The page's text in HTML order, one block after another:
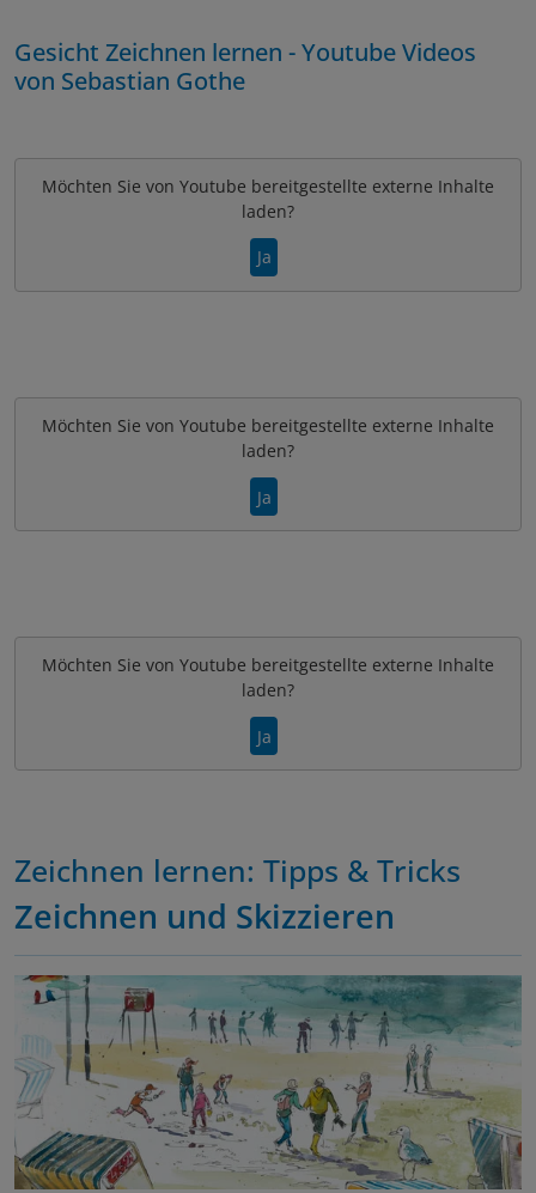
Gesicht Zeichnen lernen - Youtube Videos
von Sebastian Gothe
Möchten Sie von Youtube bereitgestellte externe Inhalte
laden?
Ja
Möchten Sie von Youtube bereitgestellte externe Inhalte
laden?
Ja
Möchten Sie von Youtube bereitgestellte externe Inhalte
laden?
Ja
Zeichnen lernen: Tipps & Tricks
Zeichnen und Skizzieren